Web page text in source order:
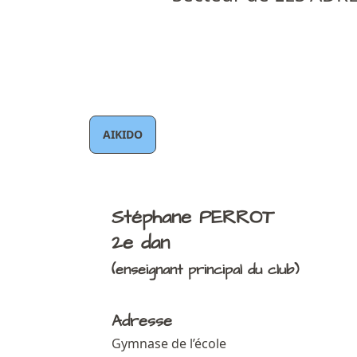
AIKIDO
Stéphane PERROT
2e dan
(enseignant principal du club)
Adresse
Gymnase de l’école